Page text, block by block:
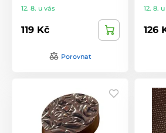
12. 8. u vás
119 Kč
Porovnat
12. 8.
126